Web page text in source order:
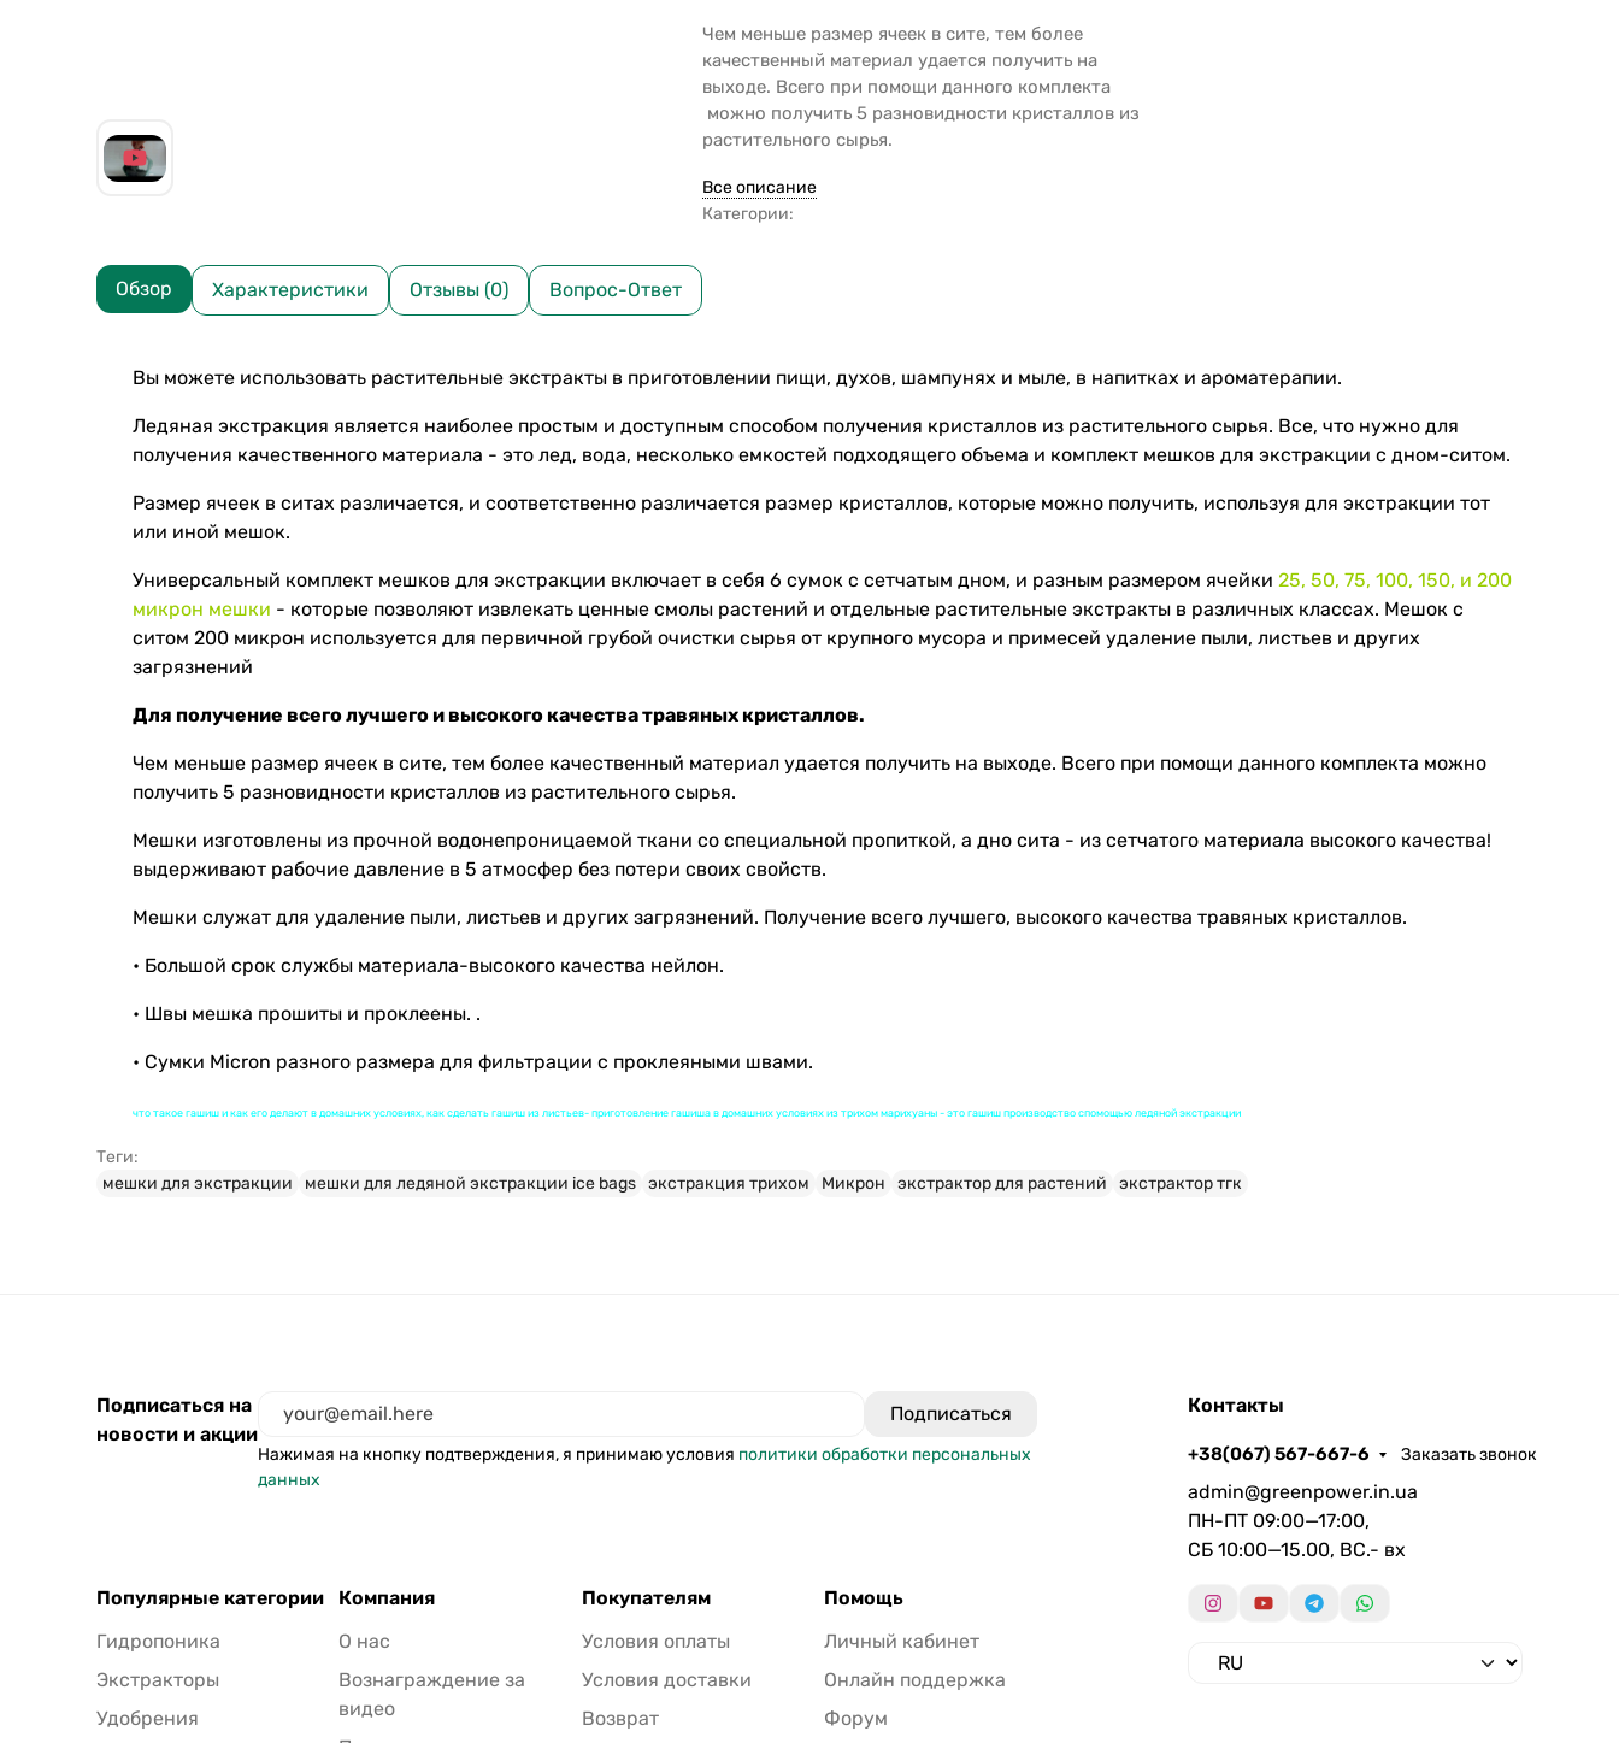
Чем меньше размер ячеек в сите, тем более
качественный материал удается получить на
выходе. Всего при помощи данного комплекта
можно получить 5 разновидности кристаллов из
растительного сырья.
Все описание
Категории:
Обзор Характеристики Отзывы (0) Вопрос-Ответ
Вы можете использовать растительные экстракты в приготовлении пищи, духов, шампунях и мыле, в напитках и ароматерапии.
Ледяная экстракция является наиболее простым и доступным способом получения кристаллов из растительного сырья. Все, что нужно для
получения качественного материала - это лед, вода, несколько емкостей подходящего объема и комплект мешков для экстракции с дном-ситом.
Размер ячеек в ситах различается, и соответственно различается размер кристаллов, которые можно получить, используя для экстракции тот
или иной мешок.
Универсальный комплект мешков для экстракции включает в себя 6 сумок с сетчатым дном, и разным размером ячейки 25, 50, 75, 100, 150, и 200
микрон мешки - которые позволяют извлекать ценные смолы растений и отдельные растительные экстракты в различных классах. Мешок с
ситом 200 микрон используется для первичной грубой очистки сырья от крупного мусора и примесей удаление пыли, листьев и других
загрязнений
Для получение всего лучшего и высокого качества травяных кристаллов.
Чем меньше размер ячеек в сите, тем более качественный материал удается получить на выходе. Всего при помощи данного комплекта можно
получить 5 разновидности кристаллов из растительного сырья.
Мешки изготовлены из прочной водонепроницаемой ткани со специальной пропиткой, а дно сита - из сетчатого материала высокого качества!
выдерживают рабочие давление в 5 атмосфер без потери своих свойств.
Мешки служат для удаление пыли, листьев и других загрязнений. Получение всего лучшего, высокого качества травяных кристаллов.
• Большой срок службы материала-высокого качества нейлон.
• Швы мешка прошиты и проклеены. .
• Сумки Micron разного размера для фильтрации с проклеяными швами.
что такое гашиш и как его делают в домашних условиях, как сделать гашиш из листьев- приготовление гашиша в домашних условиях из трихом марихуаны - это гашиш производство спомощью ледяной экстракции
Теги:
мешки для экстракции
мешки для ледяной экстракции ice bags экстракция трихом Микрон экстрактор для растений экстрактор тгк
Подписаться на
новости и акции
Нажимая на кнопку подтверждения, я принимаю условия политики обработки персональных
данных
Популярные категории
Гидропоника
Экстракторы
Удобрения
Компания
О нас
Вознаграждение за
видео
Покупателям
Условия оплаты
Условия доставки
Возврат
Помощь
Личный кабинет
Онлайн поддержка
Форум
Контакты
+38(067) 567-667-6 Заказать звонок
admin@greenpower.in.ua
ПН-ПТ 09:00—17:00,
СБ 10:00—15.00, ВС.- вх